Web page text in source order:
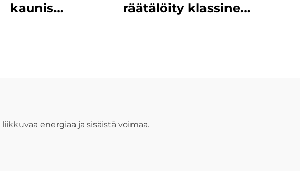
kaunis
räätälöity klassinen
energiaa ja sisäistä voimaa.